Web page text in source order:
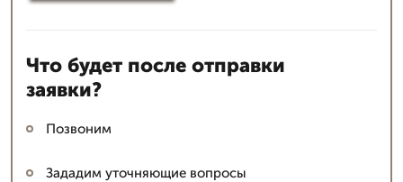
Что будет после отправки
заявки?
Позвоним
Зададим уточняющие вопросы